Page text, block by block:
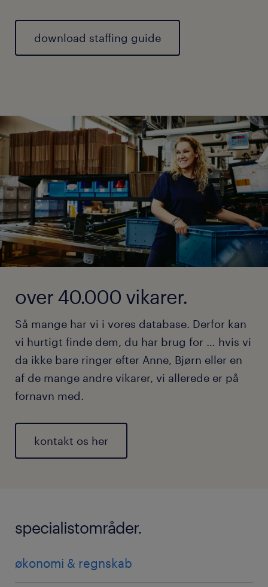
download staffing guide
over 40.000 vikarer.
Så mange har vi i vores database. Derfor kan
vi hurtigt finde dem, du har brug for … hvis vi
da ikke bare ringer efter Anne, Bjørn eller en
af de mange andre vikarer, vi allerede er på
fornavn med.
kontakt os her
specialistområder.
økonomi & regnskab